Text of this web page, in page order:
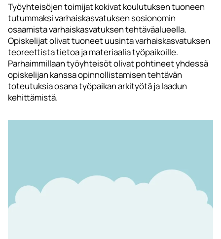
Työyhteisöjen toimijat kokivat koulutuksen tuoneen
tutummaksi varhaiskasvatuksen sosionomin
osaamista varhaiskasvatuksen tehtäväalueella.
Opiskelijat olivat tuoneet uusinta varhaiskasvatuksen
teoreettista tietoa ja materiaalia työpaikoille.
Parhaimmillaan työyhteisöt olivat pohtineet yhdessä
opiskelijan kanssa opinnollistamisen tehtävän
toteutuksia osana työpaikan arkityötä ja laadun
kehittämistä.